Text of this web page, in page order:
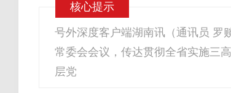
核心提示
号外深度客户端湖南讯（通讯员 罗
常委会会议，传达贯彻全省实施三
层党